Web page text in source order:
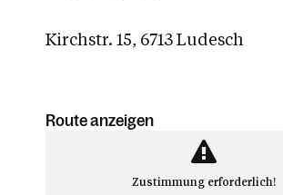
Kirchstr. 15, 6713 Ludesch
Route anzeigen
Zustimmung erforderlich!